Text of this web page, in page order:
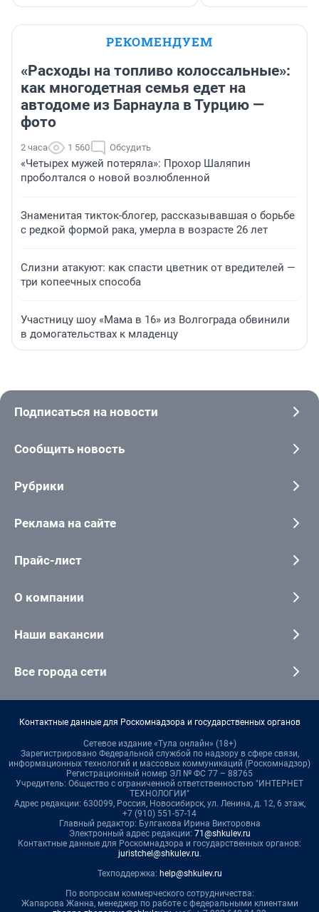
РЕКОМЕНДУЕМ
«Расходы на топливо колоссальные»:
как многодетная семья едет на
автодоме из Барнаула в Турцию —
фото
2 часа 1 560 Обсудить
«Четырех мужей потеряла»: Прохор Шаляпин
проболтался о новой возлюбленной
Знаменитая тикток-блогер, рассказывавшая о борьбе
с редкой формой рака, умерла в возрасте 26 лет
Слизни атакуют: как спасти цветник от вредителей —
три копеечных способа
Участницу шоу «Мама в 16» из Волгограда обвинили
в домогательствах к младенцу
Подписаться на новости
Сообщить новость
Рубрики
Реклама на сайте
Прайс-лист
О компании
Наши вакансии
Все города сети
Контактные данные для Роскомнадзора и государственных органов
Сетевое издание «Тула онлайн» (18+)
Зарегистрировано Федеральной службой по надзору в сфере связи,
информационных технологий и массовых коммуникаций (Роскомнадзор)
Регистрационный номер ЭЛ № ФС 77 – 88765
Учредитель: Общество с ограниченной ответственностью "ИНТЕРНЕТ
ТЕХНОЛОГИИ"
Адрес редакции: 630099, Россия, Новосибирск, ул. Ленина, д. 12, 6 этаж,
+7 (910) 551-57-14
Главный редактор: Булгакова Ирина Викторовна
Электронный адрес редакции: 71@shkulev.ru
Контактные данные для Роскомнадзора и государственных органов:
juristchel@shkulev.ru.
Техподдержка: help@shkulev.ru
По вопросам коммерческого сотрудничества:
Жапарова Жанна, менеджер по работе с федеральными клиентами